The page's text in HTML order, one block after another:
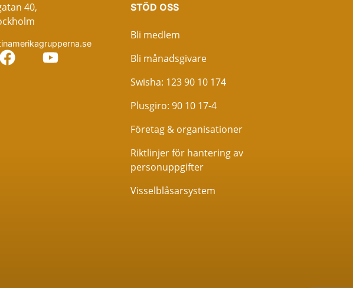
40,
STÖD OSS
Bli medlem
Bli månadsgivare
Swisha: 123 90 10 174
Plusgiro: 90 10 17-4
Företag & organisationer
Riktlinjer för hantering av
personuppgifter
Visselblåsarsystem